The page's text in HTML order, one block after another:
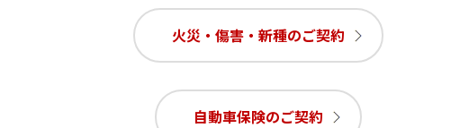
火災・傷害・新種のご契約
自動車保険のご契約